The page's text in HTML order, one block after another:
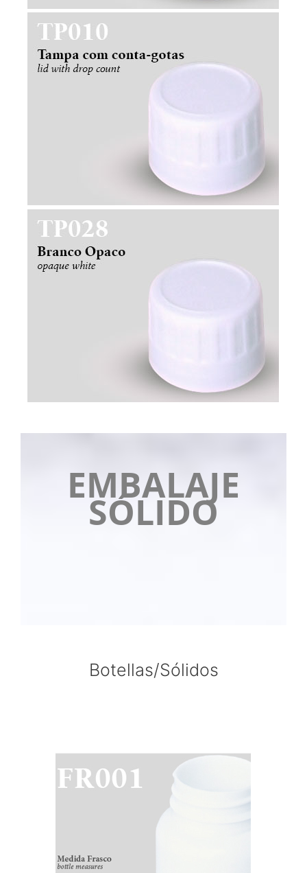
EMBALAJE
SÓLIDO
Botellas/Sólidos